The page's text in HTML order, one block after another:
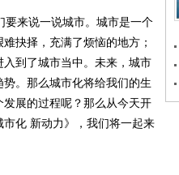
来说一说城市。城市是一个
抉择，充满了烦恼的地方；
到了城市当中。未来，城市
。那么城市化将给我们的生
展的过程呢？那么从今天开
化 新动力》，我们将一起来